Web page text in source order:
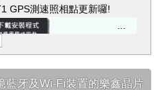
GPS測速照相點更新囉!
藍牙及Wi-Fi裝置的樂鑫晶片